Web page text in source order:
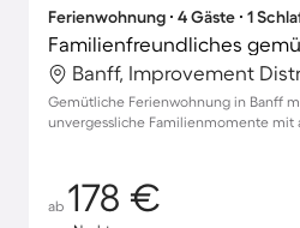
Ferienwohnung ∙ 4 Gäste ∙ 1
Banff, Improvement
Gemütliche Ferienwohnung in Banff
unvergessliche Familienmomente mit
ab 178 €